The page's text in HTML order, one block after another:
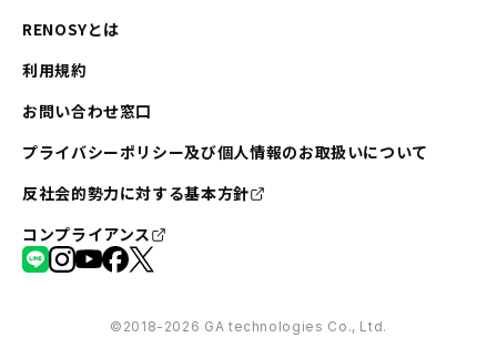
RENOSYとは
利用規約
お問い合わせ窓口
プライバシーポリシー及び個人情報のお取扱いについて
反社会的勢力に対する基本方針
コンプライアンス
©︎2018-2026 GA technologies Co., Ltd.